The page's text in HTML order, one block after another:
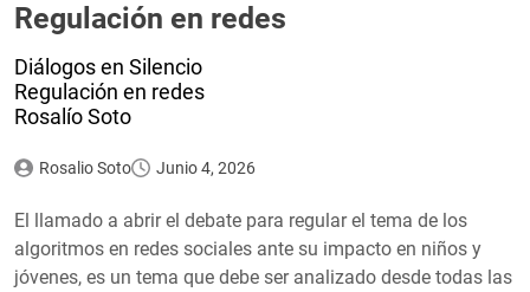
Regulación en redes
Diálogos en Silencio
Regulación en redes
Rosalío Soto
Rosalio Soto Junio 4, 2026
El llamado a abrir el debate para regular el tema de los
algoritmos en redes sociales ante su impacto en niños y
jóvenes, es un tema que debe ser analizado desde todas las